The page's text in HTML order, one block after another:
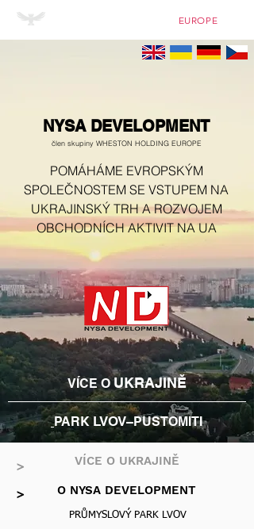
EUROPE
NYSA DEVELOPMENT
člen skupiny WHESTON HOLDING EUROPE
POMÁHÁME EVROPSKÝM
SPOLEČNOSTEM SE VSTUPEM NA
UKRAJINSKÝ TRH A ROZVOJEM
OBCHODNÍCH AKTIVIT NA UA
VÍCE OUKRAJINĚ
PARKLVOV–PUSTOMITI
> VÍCE O UKRAJINĚ
> O NYSA DEVELOPMENT
PRŮMYSLOVÝ PARK LVOV